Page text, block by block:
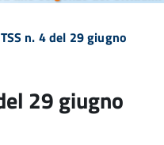
n. 4 del 29 giugno
29 giugno